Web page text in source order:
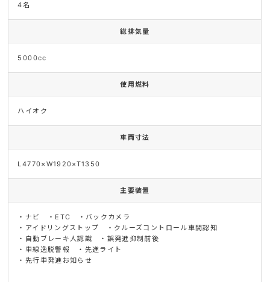
4名
総排気量
5000cc
使用燃料
ハイオク
車両寸法
L4770×W1920×T1350
主要装置
・ナビ ・ETC ・バックカメラ
・アイドリングストップ ・クルーズコントロール車間認知
・自動ブレーキ人認識 ・誤発進抑制前後
・車線逸脱警報 ・先進ライト
・先行車発進お知らせ